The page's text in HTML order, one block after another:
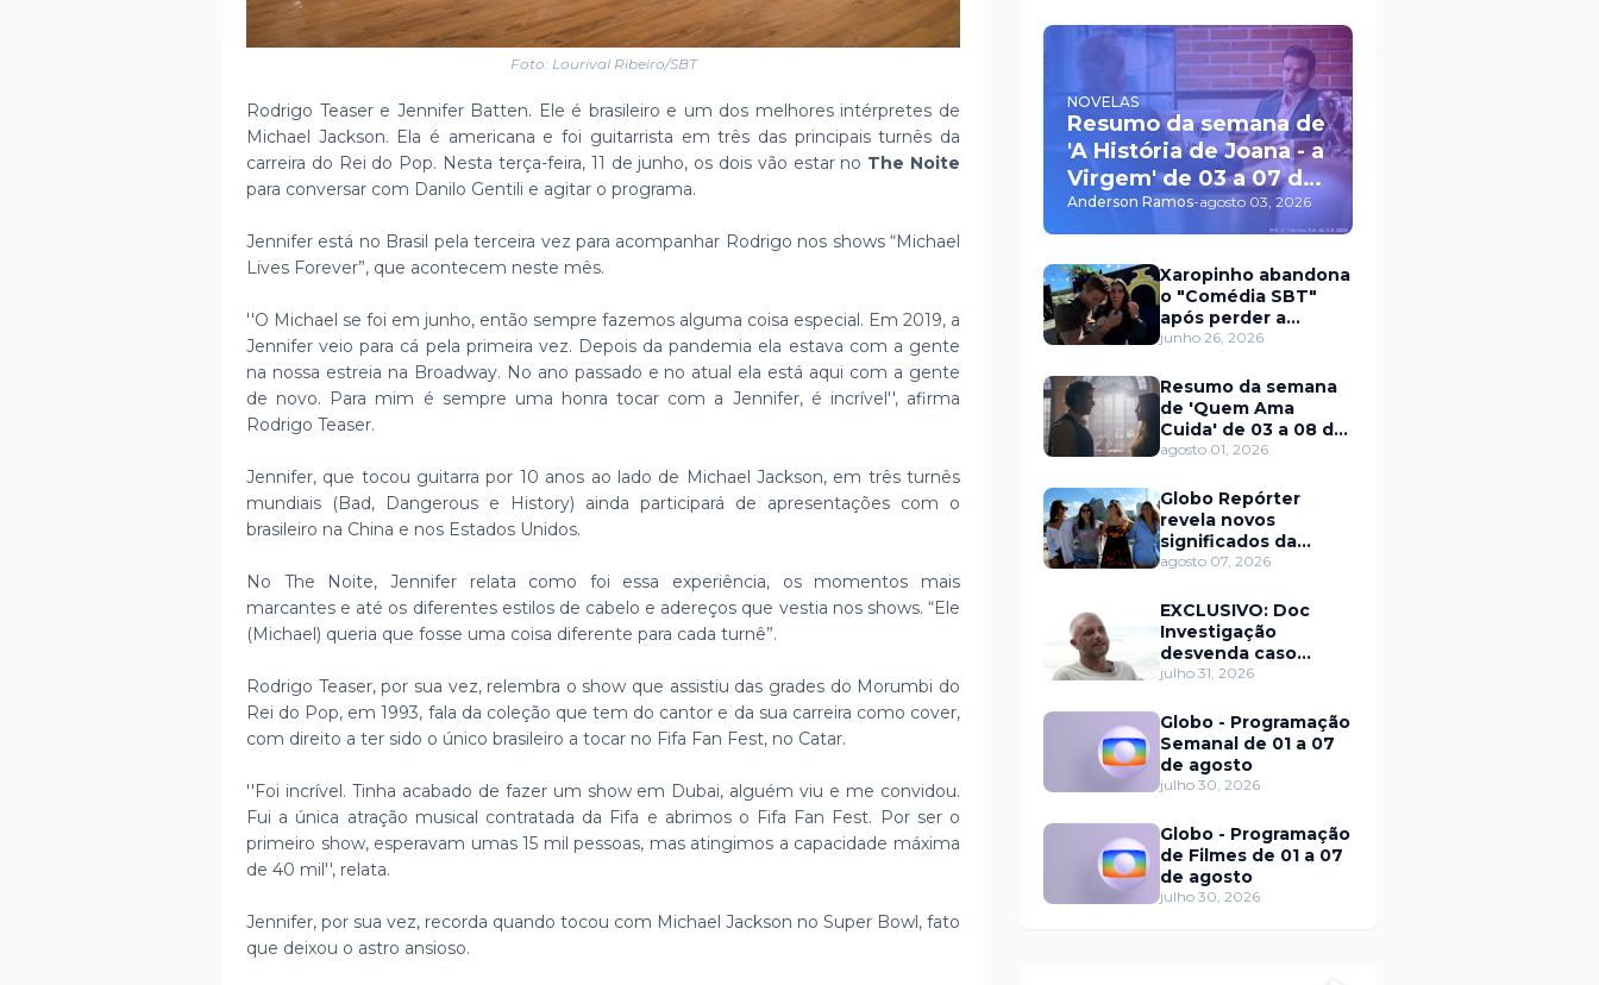
Foto: Lourival Ribeiro/SBT
Rodrigo Teaser e Jennifer Batten. Ele é brasileiro e um dos melhores intérpretes de
Michael Jackson. Ela é americana e foi guitarrista em três das principais turnês da
carreira do Rei do Pop. Nesta terça-feira, 11 de junho, os dois vão estar no The Noite
para conversar com Danilo Gentili e agitar o programa.
Jennifer está no Brasil pela terceira vez para acompanhar Rodrigo nos shows “Michael
Lives Forever”, que acontecem neste mês.
''O Michael se foi em junho, então sempre fazemos alguma coisa especial. Em 2019, a
Jennifer veio para cá pela primeira vez. Depois da pandemia ela estava com a gente
na nossa estreia na Broadway. No ano passado e no atual ela está aqui com a gente
de novo. Para mim é sempre uma honra tocar com a Jennifer, é incrível'', afirma
Rodrigo Teaser.
Jennifer, que tocou guitarra por 10 anos ao lado de Michael Jackson, em três turnês
mundiais (Bad, Dangerous e History) ainda participará de apresentações com o
brasileiro na China e nos Estados Unidos.
No The Noite, Jennifer relata como foi essa experiência, os momentos mais
marcantes e até os diferentes estilos de cabelo e adereços que vestia nos shows. “Ele
(Michael) queria que fosse uma coisa diferente para cada turnê”.
Rodrigo Teaser, por sua vez, relembra o show que assistiu das grades do Morumbi do
Rei do Pop, em 1993, fala da coleção que tem do cantor e da sua carreira como cover,
com direito a ter sido o único brasileiro a tocar no Fifa Fan Fest, no Catar.
''Foi incrível. Tinha acabado de fazer um show em Dubai, alguém viu e me convidou.
Fui a única atração musical contratada da Fifa e abrimos o Fifa Fan Fest. Por ser o
primeiro show, esperavam umas 15 mil pessoas, mas atingimos a capacidade máxima
de 40 mil'', relata.
Jennifer, por sua vez, recorda quando tocou com Michael Jackson no Super Bowl, fato
que deixou o astro ansioso.
NOVELAS
Resumo da semana de
'A História de Joana - a
Virgem' de 03 a 07 de
agosto
Anderson Ramos-agosto 03, 2026
Xaropinho abandona
o "Comédia SBT"
após perder a
paciência com Sarro
junho 26, 2026
Resumo da semana
de 'Quem Ama
Cuida' de 03 a 08 de
agosto
agosto 01, 2026
Globo Repórter
revela novos
significados da
solteirice no Brasil e
nos relacionamentos
agosto 07, 2026
EXCLUSIVO: Doc
Investigação
desvenda caso
Eduardo Martins e
trás de fraude
internacional
julho 31, 2026
Globo - Programação
Semanal de 01 a 07
de agosto
julho 30, 2026
Globo - Programação
de Filmes de 01 a 07
de agosto
julho 30, 2026